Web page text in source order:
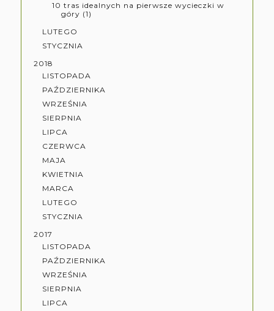
10 tras idealnych na pierwsze wycieczki w
góry (1)
LUTEGO
STYCZNIA
2018
LISTOPADA
PAŹDZIERNIKA
WRZEŚNIA
SIERPNIA
LIPCA
CZERWCA
MAJA
KWIETNIA
MARCA
LUTEGO
STYCZNIA
2017
LISTOPADA
PAŹDZIERNIKA
WRZEŚNIA
SIERPNIA
LIPCA